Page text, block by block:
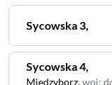
Sycowska3,
Sycowska4,
Miedzyborz,woj: